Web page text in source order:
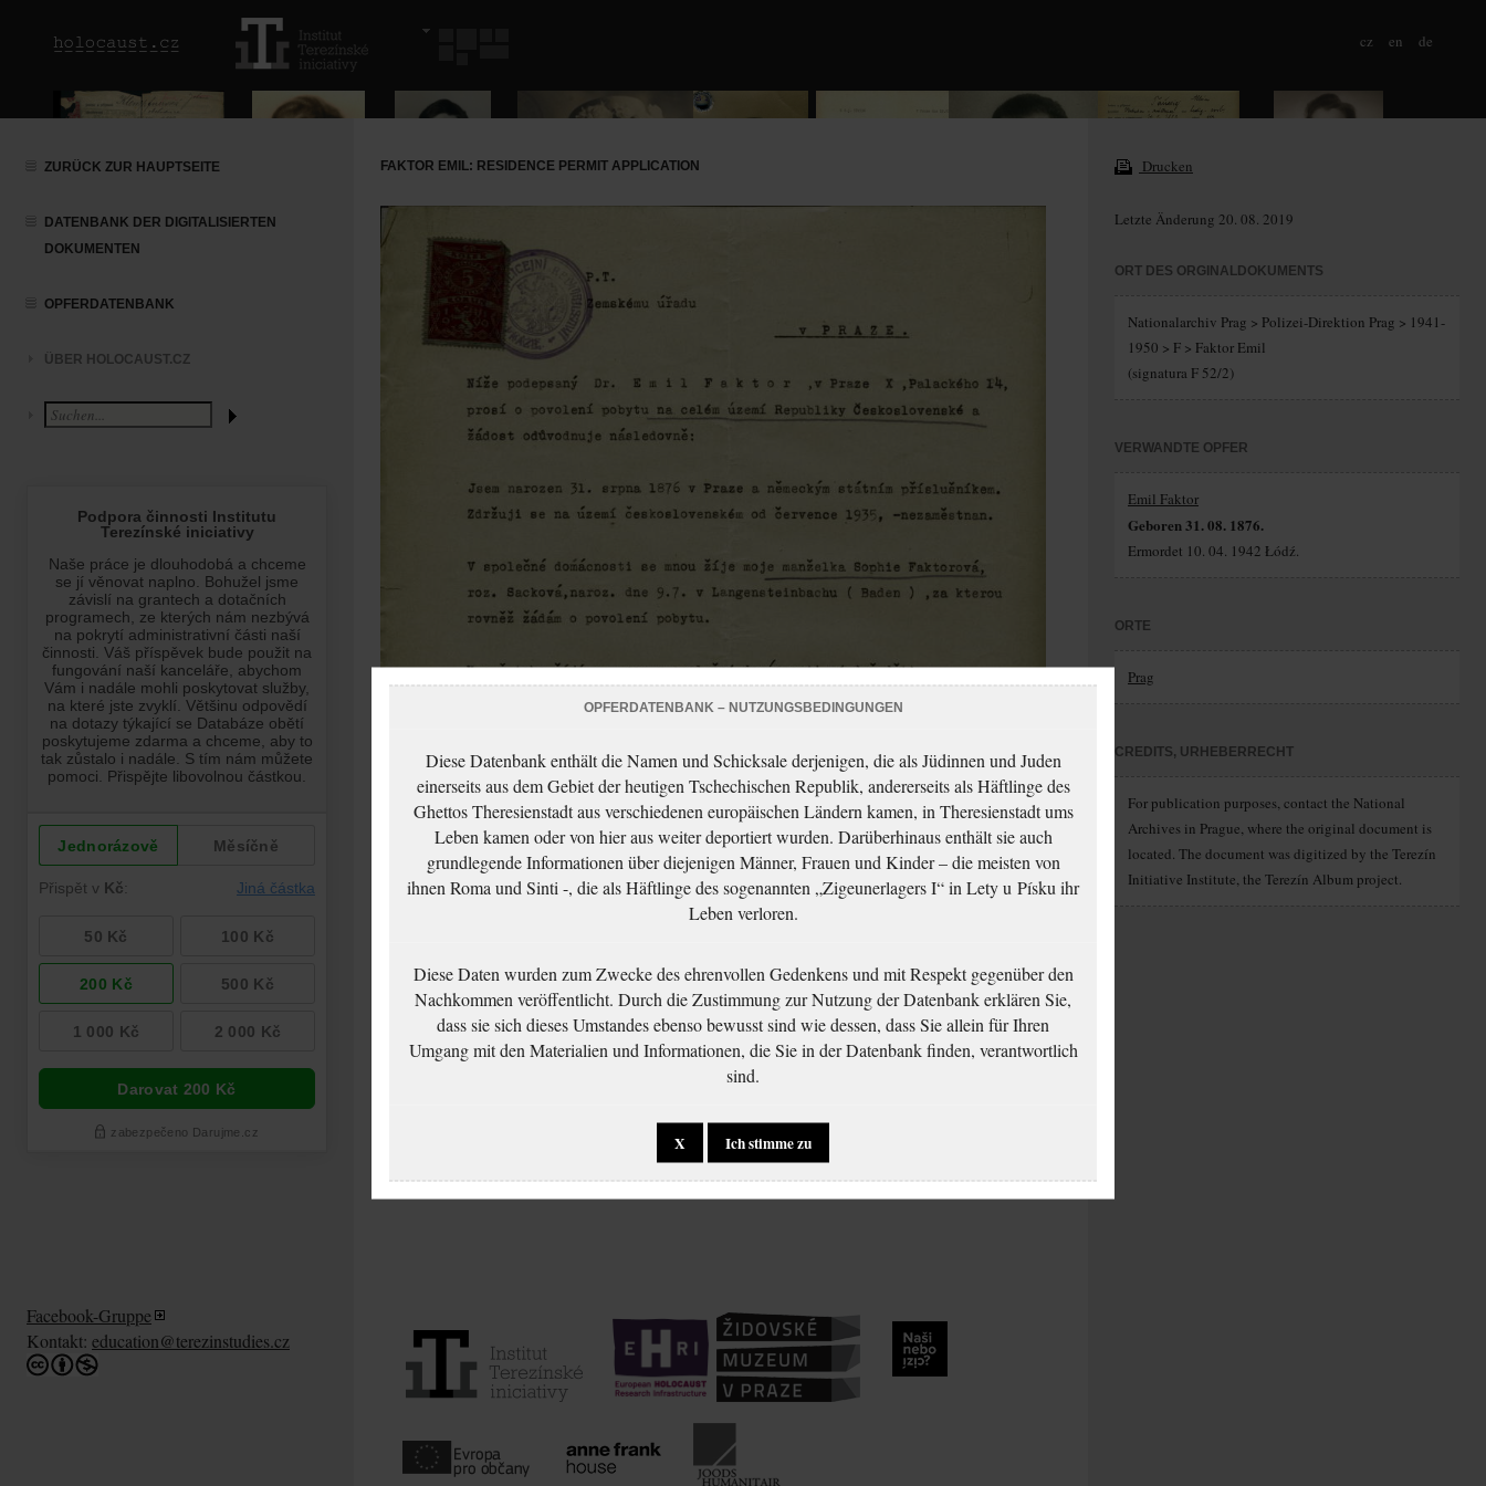
cz en de
ZURÜCK ZUR HAUPTSEITE
DATENBANK DER DIGITALISIERTEN
DOKUMENTEN
OPFERDATENBANK
ÜBER HOLOCAUST.CZ
FAKTOR EMIL: RESIDENCE PERMIT APPLICATION Drucken
Letzte Änderung 20. 08. 2019
ORT DES ORGINALDOKUMENTS
Nationalarchiv Prag > Polizei-Direktion Prag > 1941-
1950 > F > Faktor Emil
(signatura F 52/2)
VERWANDTE OPFER
Emil Faktor
Geboren 31. 08. 1876.
Ermordet 10. 04. 1942 Łódź.
ORTE
Prag
CREDITS, URHEBERRECHT
For publication purposes, contact the National
Archives in Prague, where the original document is
located. The document was digitized by the Terezín
Initiative Institute, the Terezín Album project.
Facebook-Gruppe
Kontakt: education@terezinstudies.cz
OPFERDATENBANK – NUTZUNGSBEDINGUNGEN
Diese Datenbank enthält die Namen und Schicksale derjenigen, die als Jüdinnen und Juden
einerseits aus dem Gebiet der heutigen Tschechischen Republik, andererseits als Häftlinge des
Ghettos Theresienstadt aus verschiedenen europäischen Ländern kamen, in Theresienstadt ums
Leben kamen oder von hier aus weiter deportiert wurden. Darüberhinaus enthält sie auch
grundlegende Informationen über diejenigen Männer, Frauen und Kinder – die meisten von
ihnen Roma und Sinti -, die als Häftlinge des sogenannten „Zigeunerlagers I“ in Lety u Písku ihr
Leben verloren.
Diese Daten wurden zum Zwecke des ehrenvollen Gedenkens und mit Respekt gegenüber den
Nachkommen veröffentlicht. Durch die Zustimmung zur Nutzung der Datenbank erklären Sie,
dass sie sich dieses Umstandes ebenso bewusst sind wie dessen, dass Sie allein für Ihren
Umgang mit den Materialien und Informationen, die Sie in der Datenbank finden, verantwortlich
sind.
X Ich stimme zu